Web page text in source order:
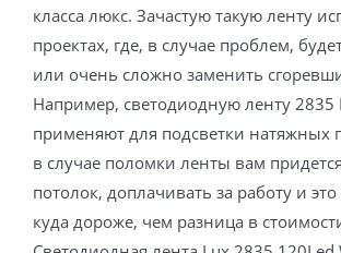
класса люкс. Зачастую такую ленту
проектах, где, в случае проблем,
или очень сложно заменить
Например, светодиодную ленту 2835
применяют для подсветки натяжных
в случае поломки ленты вам
потолок, доплачивать за работу и
куда дороже, чем разница в